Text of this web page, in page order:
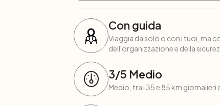
Con guida
Viaggia da solo o con i tuoi, ma
dell'organizzazione e della
3/5 Medio
Medio, tra i 35 e 85 km